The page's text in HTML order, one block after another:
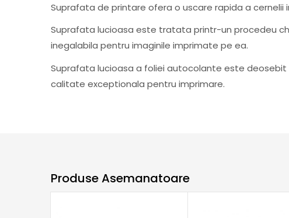
Suprafata de printare ofera o uscare rapida a
Suprafata lucioasa este tratata printr-un procedeu
inegalabila pentru imaginile imprimate pe ea.
Suprafata lucioasa a foliei autocolante este
calitate exceptionala pentru imprimare.
Produse Asemanatoare